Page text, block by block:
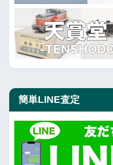
簡単LINE査定